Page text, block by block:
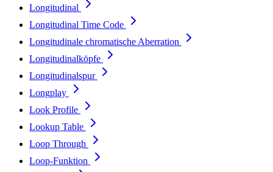
Longitudinal
Longitudinal Time Code
Longitudinale chromatische Aberration
Longitudinalköpfe
Longitudinalspur
Longplay
Look Profile
Lookup Table
Loop Through
Loop-Funktion